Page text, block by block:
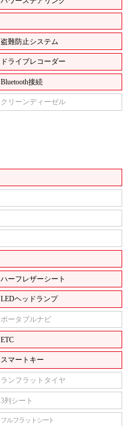
盗難防止システム
ドライブレコーダー
Bluetooth接続
クリーンディーゼル
ハーフレザーシート
LEDヘッドランプ
ポータブルナビ
ETC
スマートキー
ランフラットタイヤ
3列シート
フルフラットシート